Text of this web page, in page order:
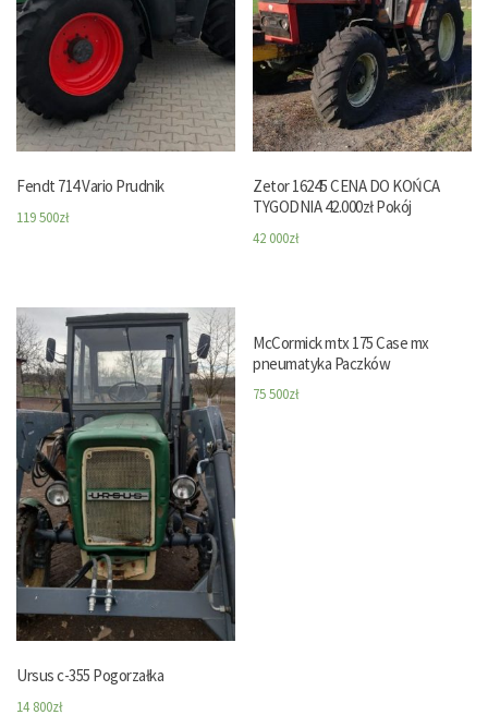
Fendt 714 Vario Prudnik
119 500zł
Zetor 16245 CENA DO KOŃCA
TYGODNIA 42.000zł Pokój
42 000zł
Ursus c-355 Pogorzałka
14 800zł
McCormick mtx 175 Case mx
pneumatyka Paczków
75 500zł